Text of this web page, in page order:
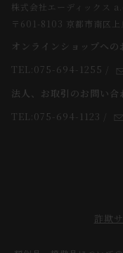
お届けについて
よくあるご質問
求人情報
法人のお客様
スタッフ
株式会社エーディックス
〒601-8103 京都市南区上
オンラインショップへの
TEL:075-694-1255
法人、お取引のお問い合
TEL:075-694-1123
詐欺